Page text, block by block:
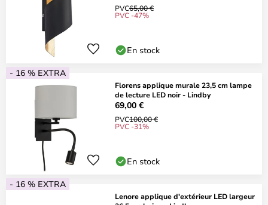
PVC65,00 €
PVC -47%
En stock
- 16 % EXTRA
Florens applique murale 23,5 cm lampe
de lecture LED noir - Lindby
69,00 €
PVC100,00 €
PVC -31%
En stock
- 16 % EXTRA
Lenore applique d'extérieur LED largeur